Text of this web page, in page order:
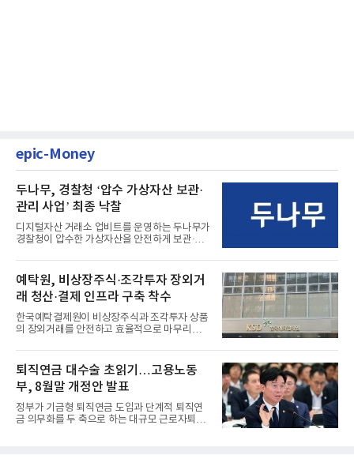
epic-Money
두나무, 경찰청 ‘압수 가상자산 보관·
관리 사업’ 최종 낙찰
디지털자산 거래소 업비트를 운영하는 두나무가
경찰청이 압수한 가상자산을 안전하게 보관·관
예탁원, 비상장주식·조각투자 장외거
래 청산·결제 인프라 구축 착수
한국예탁결제원이 비상장주식과 조각투자 상품
의 장외거래를 안전하고 효율적으로 마무리하기
퇴직연금 대수술 초읽기…고용노동
부, 8월말 개정안 발표
정부가 기금형 퇴직연금 도입과 단계적 퇴직연
금 의무화를 두 축으로 하는 대규모 근로자퇴직